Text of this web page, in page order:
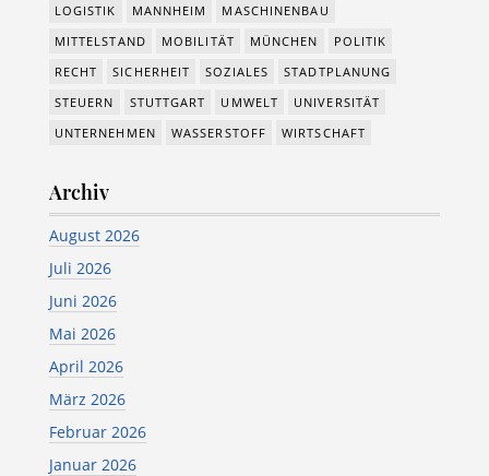
LOGISTIK
MANNHEIM
MASCHINENBAU
MITTELSTAND
MOBILITÄT MÜNCHEN
POLITIK
RECHT
SICHERHEIT SOZIALES
STADTPLANUNG
STEUERN
STUTTGART UMWELT
UNIVERSITÄT
UNTERNEHMEN
WASSERSTOFF WIRTSCHAFT
Archiv
August 2026
Juli 2026
Juni 2026
Mai 2026
April 2026
März 2026
Februar 2026
Januar 2026